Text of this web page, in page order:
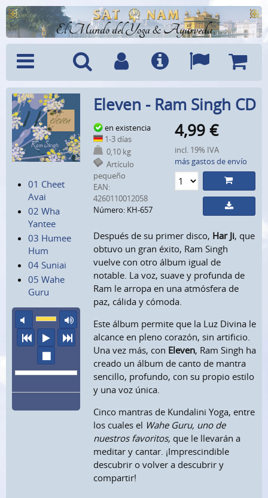
El Mundo del Yoga & Ayurveda
Menú Búsquedad
CuentaInfo IdiomasCesta
01 Cheet
Avai
02 Wha
Yantee
03 Humee
Hum
04 Suniai
05 Wahe
Guru
sonido apagadovolumen máximo
anteriorescucharsiguiente
Eleven - Ram Singh CD
en existencia
1-3 días
0,10 kg
Artículo
pequeño
EAN:
4260110012058
Número: KH-657
4,99 €
incl. 19% IVA
más gastos de envío
Después de su primer disco, Har Ji, que
obtuvo un gran éxito, Ram Singh
vuelve con otro álbum igual de
notable. La voz, suave y profunda de
Ram le arropa en una atmósfera de
paz, cálida y cómoda.
Este álbum permite que la Luz Divina le
alcance en pleno corazón, sin artificio.
Una vez más, con Eleven, Ram Singh ha
creado un álbum de canto de mantra
sencillo, profundo, con su propio estilo
y una voz única.
Cinco mantras de Kundalini Yoga, entre
los cuales el Wahe Guru, uno de
nuestros favoritos, que le llevarán a
meditar y cantar. ¡Imprescindible
descubrir o volver a descubrir y
compartir!